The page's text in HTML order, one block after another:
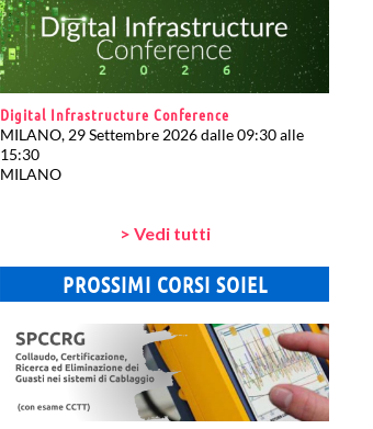
Digital Infrastructure Conference
MILANO, 29 Settembre 2026 dalle 09:30 alle
15:30
MILANO
> Vedi tutti
PROSSIMI CORSI SOIEL